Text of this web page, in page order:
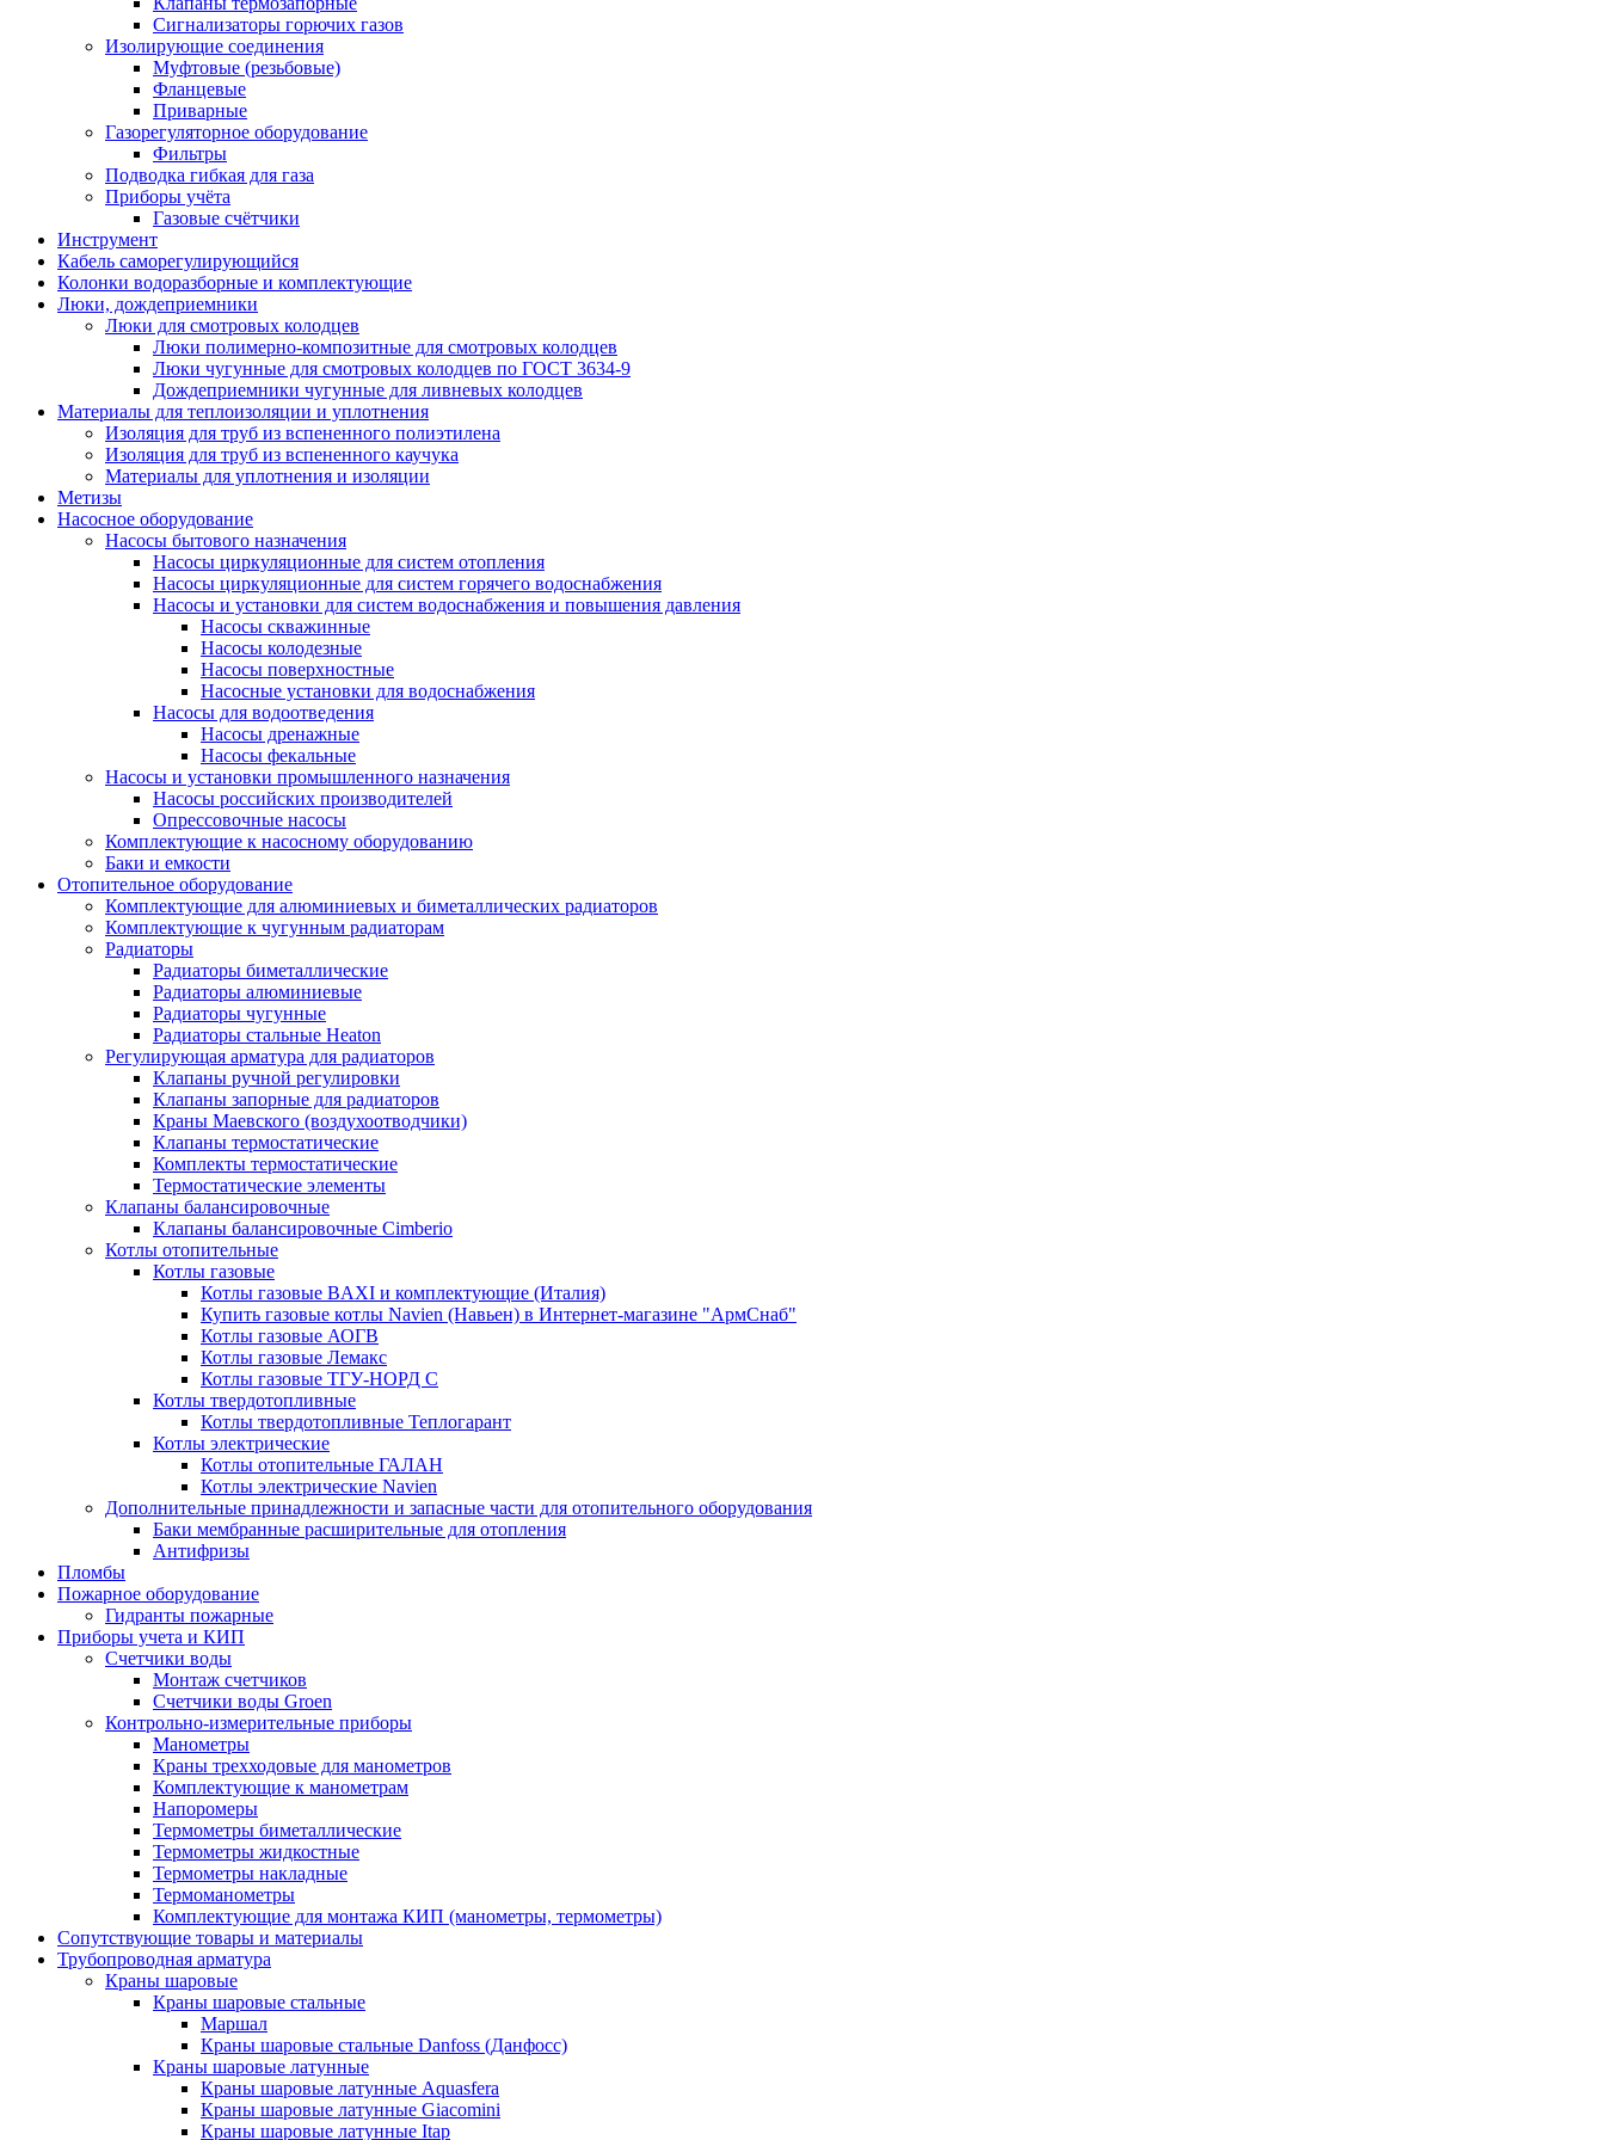
Сигнализаторы горючих газов
Изолирующие соединения
Муфтовые (резьбовые)
Фланцевые
Приварные
Газорегуляторное оборудование
Фильтры
Подводка гибкая для газа
Приборы учёта
Газовые счётчики
Инструмент
Кабель саморегулирующийся
Колонки водоразборные и комплектующие
Люки, дождеприемники
Люки для смотровых колодцев
Люки полимерно-композитные для смотровых колодцев
Люки чугунные для смотровых колодцев по ГОСТ 3634-9
Дождеприемники чугунные для ливневых колодцев
Материалы для теплоизоляции и уплотнения
Изоляция для труб из вспененного полиэтилена
Изоляция для труб из вспененного каучука
Материалы для уплотнения и изоляции
Метизы
Насосное оборудование
Насосы бытового назначения
Насосы циркуляционные для систем отопления
Насосы циркуляционные для систем горячего водоснабжения
Насосы и установки для систем водоснабжения и повышения давления
Насосы скважинные
Насосы колодезные
Насосы поверхностные
Насосные установки для водоснабжения
Насосы для водоотведения
Насосы дренажные
Насосы фекальные
Насосы и установки промышленного назначения
Насосы российских производителей
Опрессовочные насосы
Комплектующие к насосному оборудованию
Баки и емкости
Отопительное оборудование
Комплектующие для алюминиевых и биметаллических радиаторов
Комплектующие к чугунным радиаторам
Радиаторы
Радиаторы биметаллические
Радиаторы алюминиевые
Радиаторы чугунные
Радиаторы стальные Heaton
Регулирующая арматура для радиаторов
Клапаны ручной регулировки
Клапаны запорные для радиаторов
Краны Маевского (воздухоотводчики)
Клапаны термостатические
Комплекты термостатические
Термостатические элементы
Клапаны балансировочные
Клапаны балансировочные Cimberio
Котлы отопительные
Котлы газовые
Котлы газовые BAXI и комплектующие (Италия)
Купить газовые котлы Navien (Навьен) в Интернет-магазине "АрмСнаб"
Котлы газовые АОГВ
Котлы газовые Лемакс
Котлы газовые ТГУ-НОРД С
Котлы твердотопливные
Котлы твердотопливные Теплогарант
Котлы электрические
Котлы отопительные ГАЛАН
Котлы электрические Navien
Дополнительные принадлежности и запасные части для отопительного оборудования
Баки мембранные расширительные для отопления
Антифризы
Пломбы
Пожарное оборудование
Гидранты пожарные
Приборы учета и КИП
Счетчики воды
Монтаж счетчиков
Счетчики воды Groen
Контрольно-измерительные приборы
Манометры
Краны трехходовые для манометров
Комплектующие к манометрам
Напоромеры
Термометры биметаллические
Термометры жидкостные
Термометры накладные
Термоманометры
Комплектующие для монтажа КИП (манометры, термометры)
Сопутствующие товары и материалы
Трубопроводная арматура
Краны шаровые
Краны шаровые стальные
Маршал
Краны шаровые стальные Danfoss (Данфосс)
Краны шаровые латунные
Краны шаровые латунные Aquasfera
Краны шаровые латунные Giacomini
Краны шаровые латунные Itap